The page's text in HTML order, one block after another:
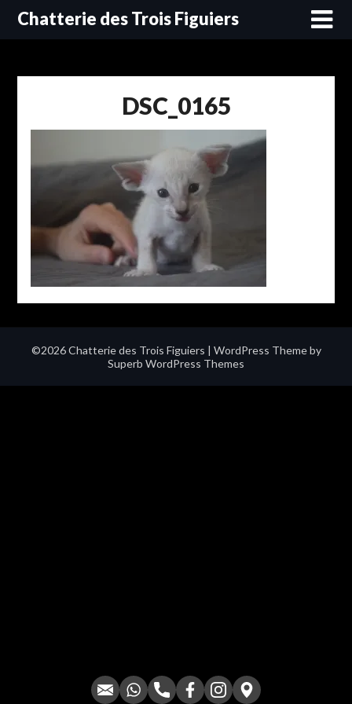
SkipChatterie des Trois Figuiers
DSC_0165
©2026 Chatterie des Trois Figuiers | WordPress Theme by
Superb WordPress Themes